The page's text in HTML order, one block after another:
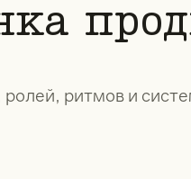
ролей, ритмов и